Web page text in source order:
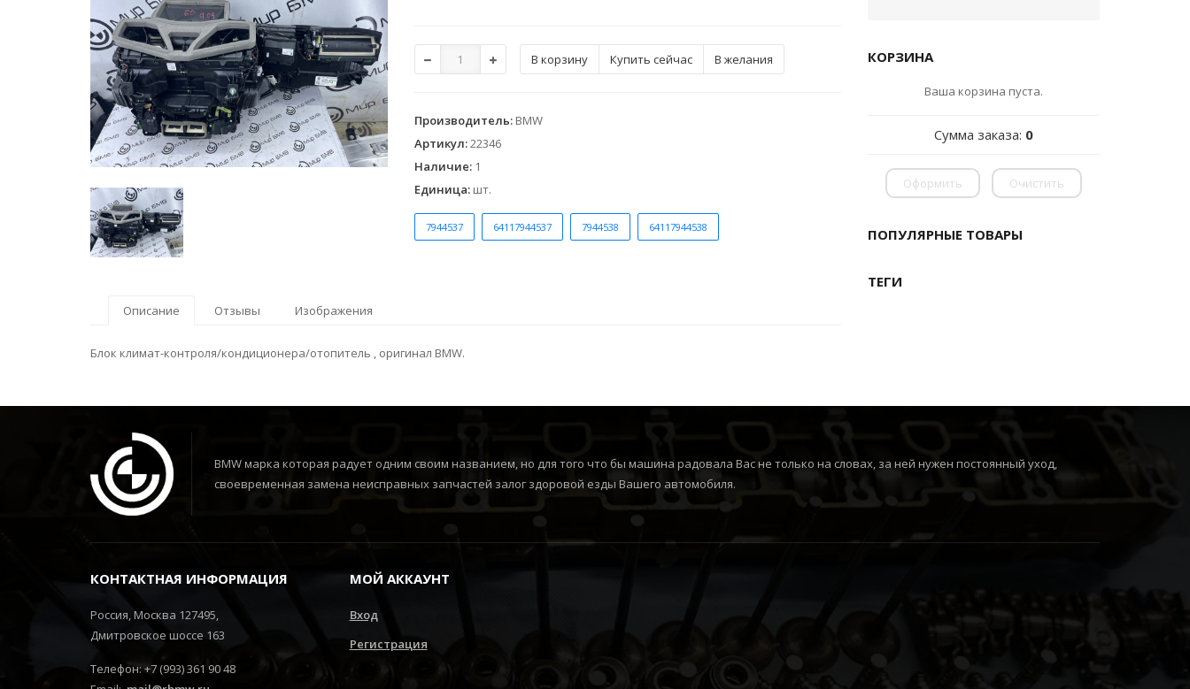
Купить сейчас В желания
Производитель: BMW
Артикул:22346
Наличие: 1
Единица: шт.
7944537 64117944537 7944538 64117944538
Описание Отзывы Изображения
Блок климат-контроля/кондиционера/отопитель , оригинал BMW.
КОРЗИНА
Ваша корзина пуста.
Сумма заказа: 0
Оформить Очистить
ПОПУЛЯРНЫЕ ТОВАРЫ
ТЕГИ
BMW марка которая радует одним своим названием, но для того что бы машина радовала Вас не только на словах, за ней нужен постоянный уход,
своевременная замена неисправных запчастей залог здоровой езды Вашего автомобиля.
КОНТАКТНАЯ ИНФОРМАЦИЯ
Россия, Москва 127495,
Дмитровское шоссе 163
Телефон: +7 (993) 361 90 48
МОЙ АККАУНТ
Вход
Регистрация